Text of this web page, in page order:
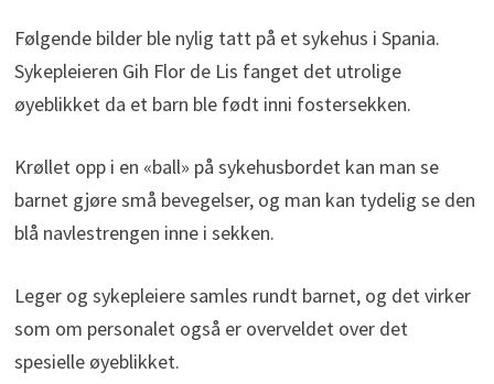
Følgende bilder ble nylig tatt på et sykehus i Spania.
Sykepleieren Gih Flor de Lis fanget det utrolige
øyeblikket da et barn ble født inni fostersekken.
Krøllet opp i en «ball» på sykehusbordet kan man se
barnet gjøre små bevegelser, og man kan tydelig se den
blå navlestrengen inne i sekken.
Leger og sykepleiere samles rundt barnet, og det virker
som om personalet også er overveldet over det
spesielle øyeblikket.